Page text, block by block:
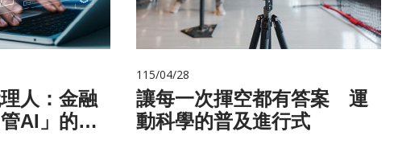
人：金融
AI」的新
115/04/28
讓每一次揮空都有答案 運
動科學的普及進行式